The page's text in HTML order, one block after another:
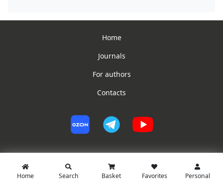
Home
Journals
For authors
Contacts
© PG Jurist
Home Search Basket Favorites Personal